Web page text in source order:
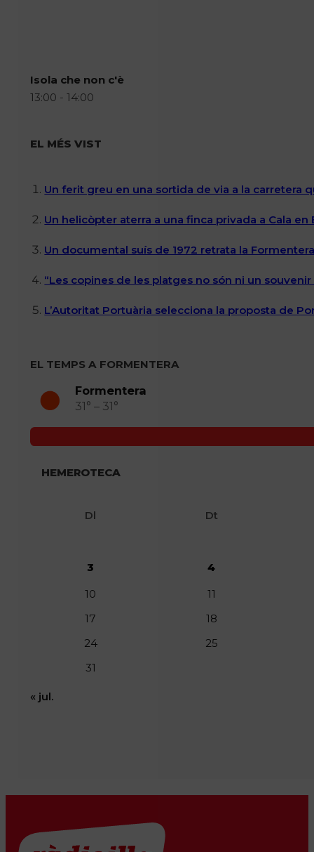
Isola che non c'è
13:00 - 14:00
EL MÉS VIST
Un ferit greu en una sortida de via a la carretera
Un helicòpter aterra a una finca privada a Cala
Un documental suís de 1972 retrata la
“Les copines de les platges no són ni un
L’Autoritat Portuària selecciona la proposta de
EL TEMPS A FORMENTERA
Formentera
31° – 31°
HEMEROTECA
Dl Dt
3
4
10
11
17
18
24
25
31
« jul.